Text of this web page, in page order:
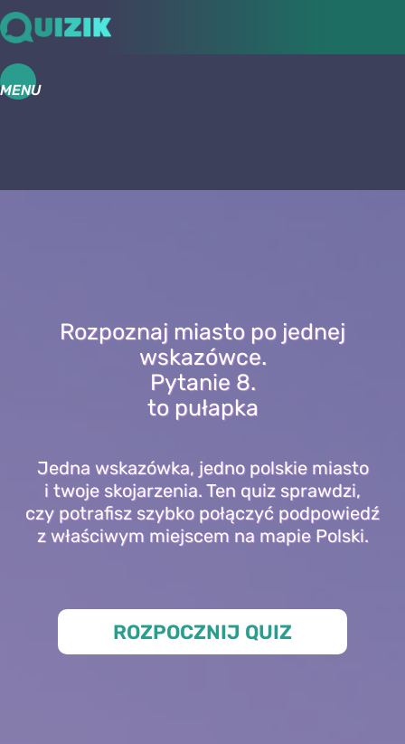
MENU
Rozpoznaj miasto po jednej
wskazówce.
Pytanie 8.
to pułapka
Jedna wskazówka, jedno polskie miasto
i twoje skojarzenia. Ten quiz sprawdzi,
czy potrafisz szybko połączyć podpowiedź
z właściwym miejscem na mapie Polski.
ROZPOCZNIJ QUIZ